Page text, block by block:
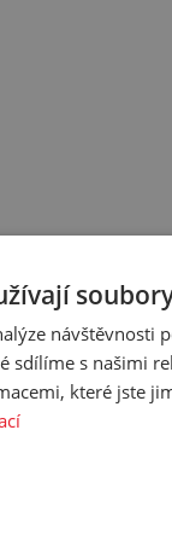
v
návštěvnosti
sdílíme s našimi
které jste